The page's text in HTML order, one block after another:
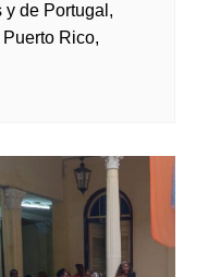
de Portugal,
Rico,